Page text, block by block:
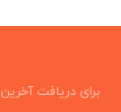
برای دریافت